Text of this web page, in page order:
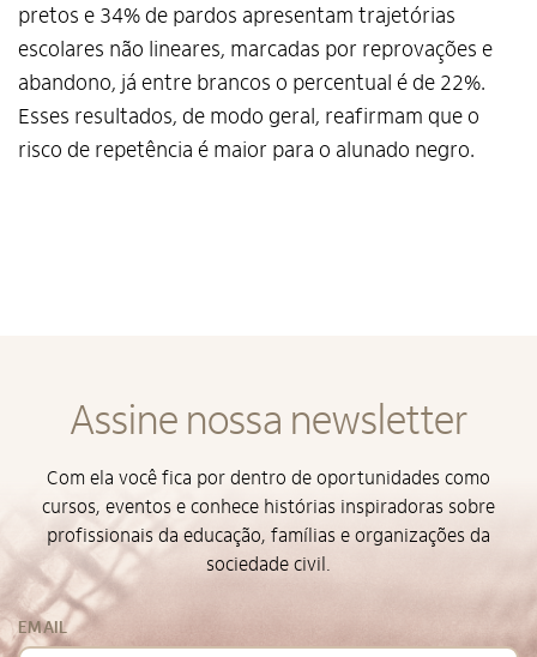
Alto Contraste
Termos de Uso e Política de
Privacidade
pretos e 34% de pardos apresentam trajetórias
escolares não lineares, marcadas por reprovações e
abandono, já entre brancos o percentual é de 22%.
Esses resultados, de modo geral, reafirmam que o
risco de repetência é maior para o alunado negro.
Assine nossa newsletter
Com ela você fica por dentro de oportunidades como
cursos, eventos e conhece histórias inspiradoras sobre
profissionais da educação, famílias e organizações da
sociedade civil.
EMAIL